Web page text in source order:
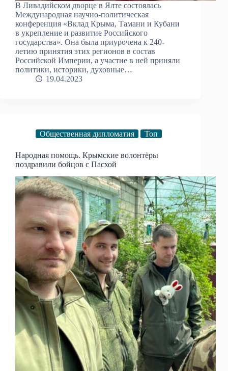
В Ливадийском дворце в Ялте состоялась
Международная научно-политическая
конференция «Вклад Крыма, Тамани и Кубани
в укрепление и развитие Российского
государства». Она была приурочена к 240-
летию принятия этих регионов в состав
Российской Империи, а участие в ней приняли
политики, историки, духовные…
19.04.2023
Общественная дипломатия Топ
Народная помощь. Крымские волонтёры
поздравили бойцов с Пасхой